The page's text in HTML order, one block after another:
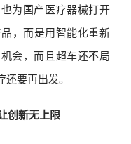
为国产医疗器械打开
，而是用智能化重新
会，而且超车还不局
要再出发。
创新无上限